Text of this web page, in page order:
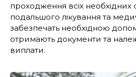
проходження всіх необхідних
подальшого лікування та
забезпечать необхідною
отримають документи та
виплати.